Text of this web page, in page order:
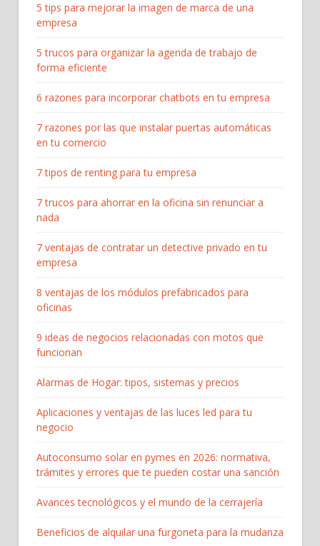
5 tips para mejorar la imagen de marca de una
empresa
5 trucos para organizar la agenda de trabajo de
forma eficiente
6 razones para incorporar chatbots en tu empresa
7 razones por las que instalar puertas automáticas
en tu comercio
7 tipos de renting para tu empresa
7 trucos para ahorrar en la oficina sin renunciar a
nada
7 ventajas de contratar un detective privado en tu
empresa
8 ventajas de los módulos prefabricados para
oficinas
9 ideas de negocios relacionadas con motos que
funcionan
Alarmas de Hogar: tipos, sistemas y precios
Aplicaciones y ventajas de las luces led para tu
negocio
Autoconsumo solar en pymes en 2026: normativa,
trámites y errores que te pueden costar una sanción
Avances tecnológicos y el mundo de la cerrajería
Beneficios de alquilar una furgoneta para la mudanza